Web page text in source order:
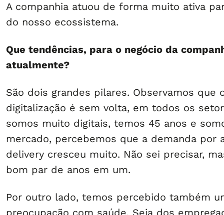
A companhia atuou de forma muito ativa
do nosso ecossistema.
Que tendências, para o negócio da
atualmente?
São dois grandes pilares. Observamos que
digitalização é sem volta, em todos os
somos muito digitais, temos 45 anos e
mercado, percebemos que a demanda por
delivery cresceu muito. Não sei precisar,
bom par de anos em um.
Por outro lado, temos percebido também